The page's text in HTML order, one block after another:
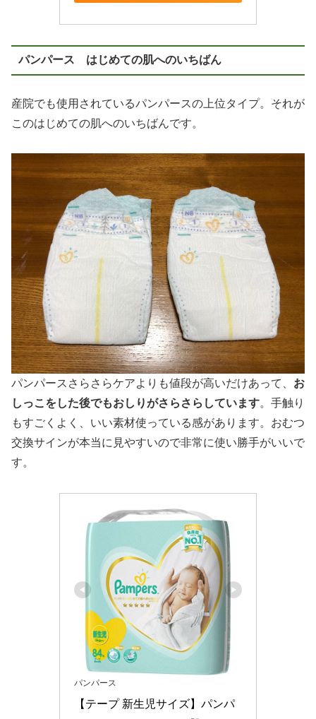
パンパース はじめての肌へのいちばん
産院でも使用されているパンパースの上位タイプ。それが
このはじめての肌へのいちばんです。
パンパースさらさらケアよりも値段が高いだけあって、 お
しっこをした後でもおしりがさらさらしています。手触り
もすごくよく、いい素材使っている感があります。おむつ
交換サインが本当に見やすいので非常に使い勝手がいいで
す。
パンパース
【テープ 新生児サイズ】パンパ